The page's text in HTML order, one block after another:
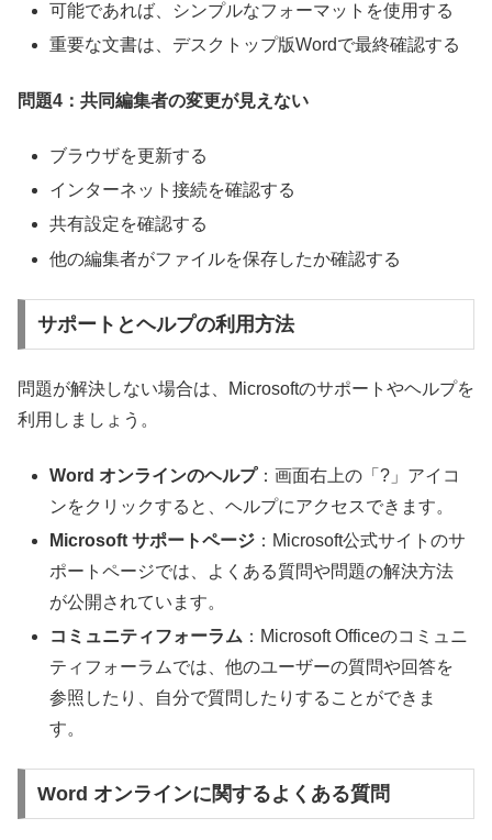
可能であれば、シンプルなフォーマットを使用する
重要な文書は、デスクトップ版Wordで最終確認する
問題4：共同編集者の変更が見えない
ブラウザを更新する
インターネット接続を確認する
共有設定を確認する
他の編集者がファイルを保存したか確認する
サポートとヘルプの利用方法
問題が解決しない場合は、Microsoftのサポートやヘルプを
利用しましょう。
Word オンラインのヘルプ：画面右上の「?」アイコ
ンをクリックすると、ヘルプにアクセスできます。
Microsoft サポートページ ：Microsoft公式サイトのサ
ポートページでは、よくある質問や問題の解決方法
が公開されています。
コミュニティフォーラム ：Microsoft Officeのコミュニ
ティフォーラムでは、他のユーザーの質問や回答を
参照したり、自分で質問したりすることができま
す。
Word オンラインに関するよくある質問